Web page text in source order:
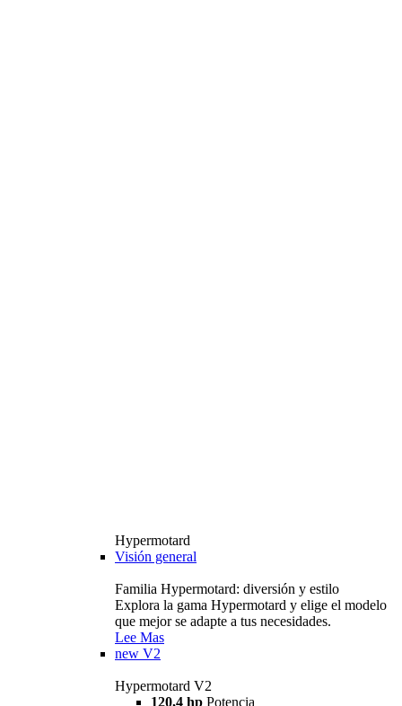
Hypermotard
Visión general
Familia Hypermotard: diversión y estilo
Explora la gama Hypermotard y elige el modelo
que mejor se adapte a tus necesidades.
Lee Mas
new V2
Hypermotard V2
120,4 hp Potencia